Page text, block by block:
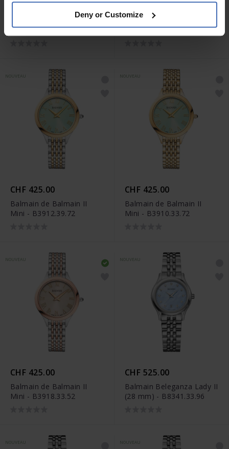
Deny or Customize
CHF 375.00
Balmain de Balmain II
Mini - B3911.33.42
CHF 375.00
Balmain de Balmain II
Mini - B3911.33.92
NOUVEAU
CHF 425.00
Balmain de Balmain II
Mini - B3912.39.72
CHF 425.00
Balmain de Balmain II
Mini - B3910.33.72
CHF 425.00
Balmain de Balmain II
Mini - B3918.33.52
CHF 525.00
Balmain Beleganza Lady II
(28 mm) - B8341.33.96
NOUVEAU NOUVEAU